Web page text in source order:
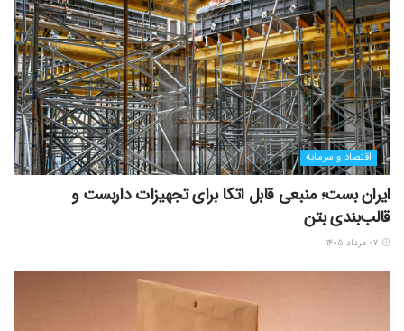
اقتصاد و سرمایه
ایران بست؛ منبعی قابل اتکا برای تجهیزات داربست و
قالب‌بندی بتن